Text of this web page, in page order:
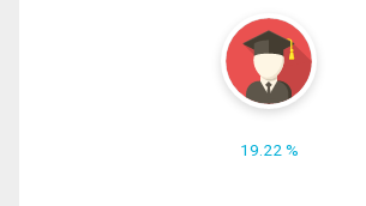
19.22 %